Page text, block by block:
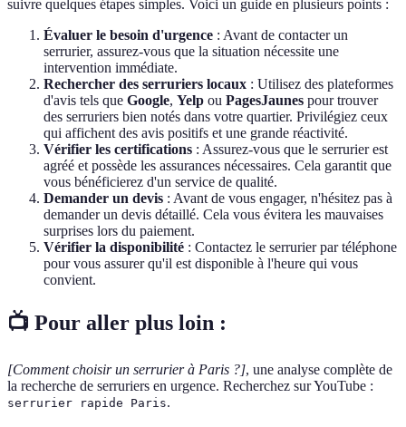
suivre quelques étapes simples. Voici un guide en plusieurs points :
Évaluer le besoin d'urgence : Avant de contacter un
serrurier, assurez-vous que la situation nécessite une
intervention immédiate.
Rechercher des serruriers locaux : Utilisez des plateformes
d'avis tels que Google, Yelp ou PagesJaunes pour trouver
des serruriers bien notés dans votre quartier. Privilégiez ceux
qui affichent des avis positifs et une grande réactivité.
Vérifier les certifications : Assurez-vous que le serrurier est
agréé et possède les assurances nécessaires. Cela garantit que
vous bénéficierez d'un service de qualité.
Demander un devis : Avant de vous engager, n'hésitez pas à
demander un devis détaillé. Cela vous évitera les mauvaises
surprises lors du paiement.
Vérifier la disponibilité : Contactez le serrurier par téléphone
pour vous assurer qu'il est disponible à l'heure qui vous
convient.
📺 Pour aller plus loin :
[Comment choisir un serrurier à Paris ?], une analyse complète de
la recherche de serruriers en urgence. Recherchez sur YouTube :
serrurier rapide Paris.